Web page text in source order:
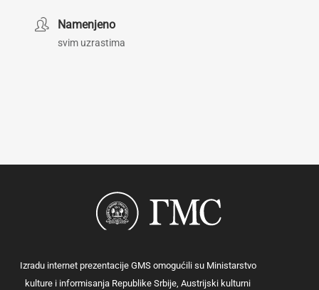
Namenjeno
svim uzrastima
Izradu internet prezentacije GMS omogućili su Ministarstvo
kulture i informisanja Republike Srbije, Austrijski kulturni